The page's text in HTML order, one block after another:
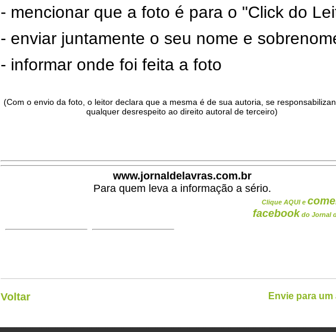
- mencionar que a foto é para o "Click do
- enviar juntamente o seu nome e
- informar onde foi feita a foto
(Com o envio da foto, o leitor declara que a mesma é de sua autoria, se
qualquer desrespeito ao direito autoral de terceiro)
www.jornaldelavras.com.br
Para quem leva a informação a sério.
Clique AQUI e
facebook do Jornal
Voltar Envie para um